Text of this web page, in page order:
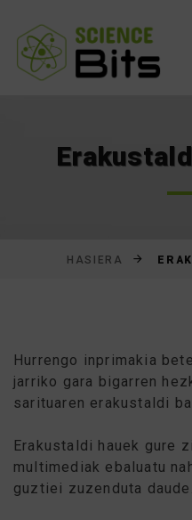
HASIERA
Hurrengo inprimakia
jarriko gara bigarren
sarituaren erakustaldi
Erakustaldi hauek gure
multimediak ebaluatu
guztiei zuzenduta daude.